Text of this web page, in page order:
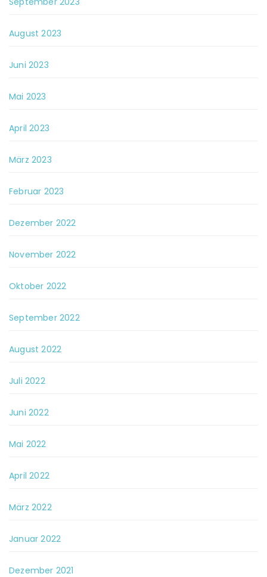
August 2023
Juni 2023
Mai 2023
April 2023
März 2023
Februar 2023
Dezember 2022
November 2022
Oktober 2022
September 2022
August 2022
Juli 2022
Juni 2022
Mai 2022
April 2022
März 2022
Januar 2022
Dezember 2021